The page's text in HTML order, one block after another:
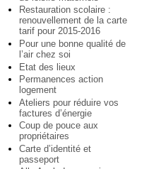
Restauration scolaire :
renouvellement de la carte
tarif pour 2015-2016
Pour une bonne qualité de
l’air chez soi
Etat des lieux
Permanences action
logement
Ateliers pour réduire vos
factures d’énergie
Coup de pouce aux
propriétaires
Carte d’identité et
passeport